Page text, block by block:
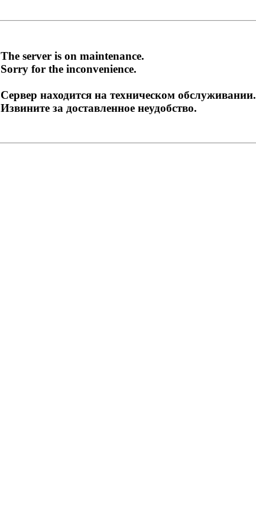
The server is on maintenance.
Sorry for the inconvenience.
Сервер находится на техническом обслуживании.
Извините за доставленное неудобство.